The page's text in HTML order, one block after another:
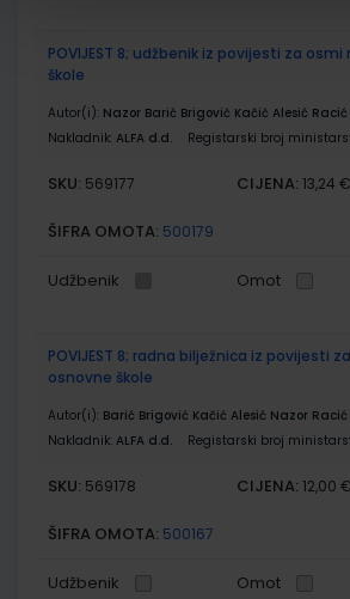
POVIJEST 8; udžbenik iz povijesti za
škole
Autor(i): Nazor Barić Brigović Kačić Alesić
Nakladnik: ALFA d.d. Registarski broj
SKU: 569177 CIJENA: 13,24 €
ŠIFRA OMOTA: 500179
Udžbenik Omot
POVIJEST 8; radna bilježnica iz povijesti
osnovne škole
Autor(i): Barić Brigović Kačić Alesić Nazor
Nakladnik: ALFA d.d. Registarski broj
SKU: 569178 CIJENA: 12,00 €
ŠIFRA OMOTA: 500167
Udžbenik Omot